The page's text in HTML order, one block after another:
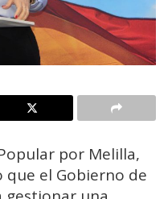
por Melilla,
que el Gobierno de